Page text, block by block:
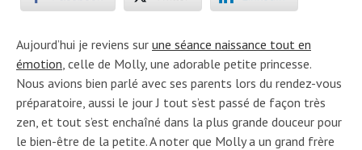
Aujourd’hui je reviens sur une séance naissance tout en
émotion, celle de Molly, une adorable petite princesse.
Nous avions bien parlé avec ses parents lors du rendez-vous
préparatoire, aussi le jour J tout s’est passé de façon très
zen, et tout s’est enchaîné dans la plus grande douceur pour
le bien-être de la petite. A noter que Molly a un grand frère